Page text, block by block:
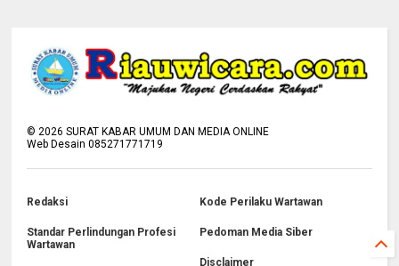
©2026 SURAT KABAR UMUM DAN MEDIA ONLINE
Web Desain 085271771719
Redaksi Kode Perilaku Wartawan
Standar Perlindungan Profesi
Wartawan
Pedoman Media Siber
Disclaimer